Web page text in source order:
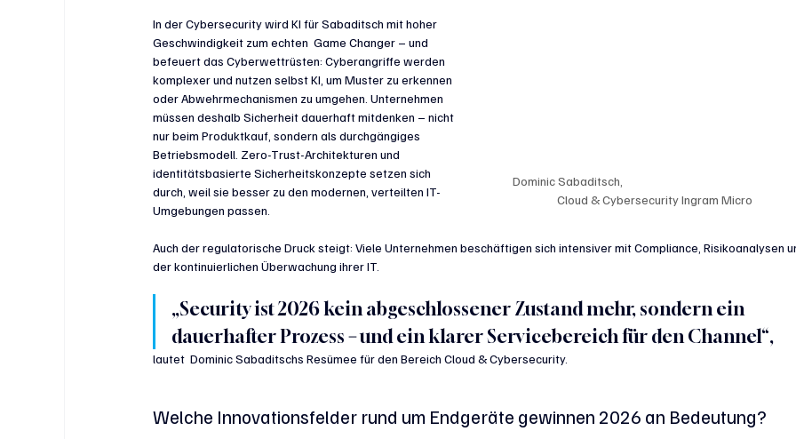
Dominic Sabaditsch,
Cloud & Cybersecurity Ingram Micro
In der Cybersecurity wird KI für Sabaditsch mit hoher
Geschwindigkeit zum echten  Game Changer – und
befeuert das Cyberwettrüsten: Cyberangriffe werden
komplexer und nutzen selbst KI, um Muster zu erkennen
oder Abwehrmechanismen zu umgehen. Unternehmen
müssen deshalb Sicherheit dauerhaft mitdenken – nicht
nur beim Produktkauf, sondern als durchgängiges
Betriebsmodell. Zero-Trust-Architekturen und
identitätsbasierte Sicherheitskonzepte setzen sich
durch, weil sie besser zu den modernen, verteilten IT-
Umgebungen passen.
Auch der regulatorische Druck steigt: Viele Unternehmen beschäftigen sich intensiver mit Compliance, Risikoanalysen
der kontinuierlichen Überwachung ihrer IT.
„Security ist 2026 kein abgeschlossener Zustand mehr, sondern ein
dauerhafter Prozess – und ein klarer Servicebereich für den Channel“,
lautet  Dominic Sabaditschs Resümee für den Bereich Cloud & Cybersecurity.
Welche Innovationsfelder rund um Endgeräte gewinnen 2026 an Bedeutung?